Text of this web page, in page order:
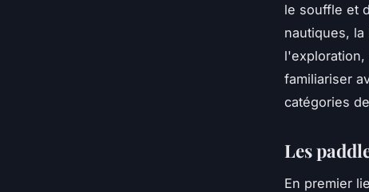
le souffle et
nautiques,
l'exploration,
familiariser
catégories
Les
En premier